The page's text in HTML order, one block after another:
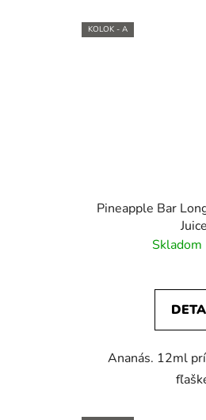
KOLOK - A
Pineapple Bar
Juice
Skladom
Ananás. 12ml